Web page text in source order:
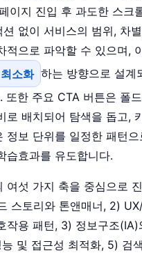
이지 진입 후 과도한 스크
션 없이 서비스의 범위, 차
적으로 파악할 수 있으며,
소화 하는 방향으로 설계
또한 주요 CTA 버튼은 폴
로 배치되어 탐색을 돕고,
정보 단위를 일정한 패턴으
습효과를 유도합니다.
여섯 가지 축을 중심으로
스토리와 톤앤매너, 2)
작용 패턴, 3) 정보구조(IA)
및 접근성 최적화, 5) 검